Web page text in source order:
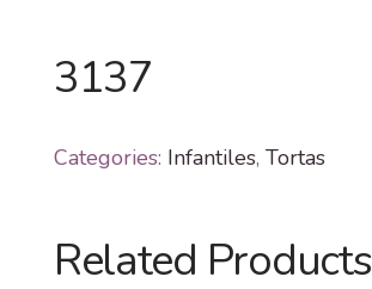
3137
Categories: Infantiles, Tortas
Related Products